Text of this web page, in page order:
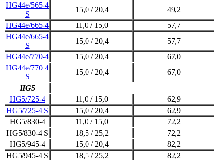
HG44e/565-4
S
15,0 / 20,4
49,2
HG44e/665-4
11,0 / 15,0
57,7
HG44e/665-4
S
15,0 / 20,4
57,7
HG44e/770-4
15,0 / 20,4
67,0
HG44e/770-4
S
15,0 / 20,4
67,0
HG5
HG5/725-4
11,0 / 15,0
62,9
HG5/725-4 S
15,0 / 20,4
62,9
HG5/830-4
11,0 / 15,0
72,2
HG5/830-4 S
18,5 / 25,2
72,2
HG5/945-4
15,0 / 20,4
82,2
HG5/945-4 S
18,5 / 25,2
82,2